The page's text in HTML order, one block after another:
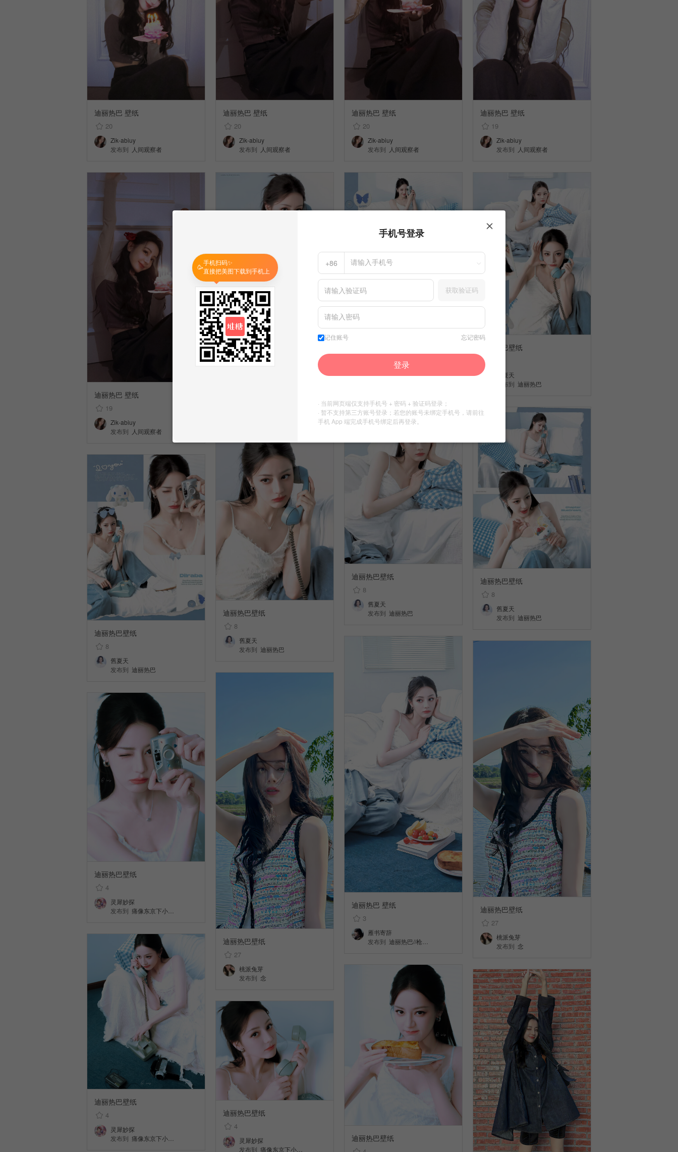
迪丽热巴 壁纸
20
Zik-abiuy
发布到 人间观察者
迪丽热巴 壁纸
20
Zik-abiuy
发布到 人间观察者
迪丽热巴 壁纸
20
Zik-abiuy
发布到 人间观察者
迪丽热巴 壁纸
19
Zik-abiuy
发布到 人间观察者
迪丽热巴 壁纸
19
Zik-abiuy
发布到 人间观察者
舊夏天
迪丽热巴壁纸
舊夏天
发布到 迪丽热巴
迪丽热巴壁纸
8
舊夏天
发布到 迪丽热巴
迪丽热巴壁纸
8
舊夏天
发布到 迪丽热巴
迪丽热巴壁纸
8
舊夏天
发布到 迪丽热巴
迪丽热巴壁纸
8
舊夏天
发布到 迪丽热巴
迪丽热巴 壁纸
3
雁书寄辞
发布到 迪丽热巴//枪…
迪丽热巴壁纸
27
桃派兔芽
发布到 念
迪丽热巴壁纸
27
桃派兔芽
发布到 念
迪丽热巴壁纸
4
灵犀妙探
发布到 痛像东京下小…
迪丽热巴壁纸
4
灵犀妙探
发布到 痛像东京下小… 迪丽热巴壁纸
迪丽热巴壁纸
4
灵犀妙探
发布到 痛像东京下小…
🥳手机扫码✨
直接把美图下载到手机上
手机号登录
+86
获取验证码
记住账号 忘记密码
登录
· 当前网页端仅支持手机号 + 密码 + 验证码登录；
· 暂不支持第三方账号登录；若您的账号未绑定手机号，请前往
手机 App 端完成手机号绑定后再登录。